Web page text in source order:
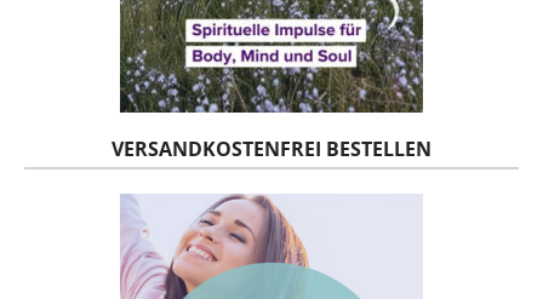
VERSANDKOSTENFREI BESTELLEN